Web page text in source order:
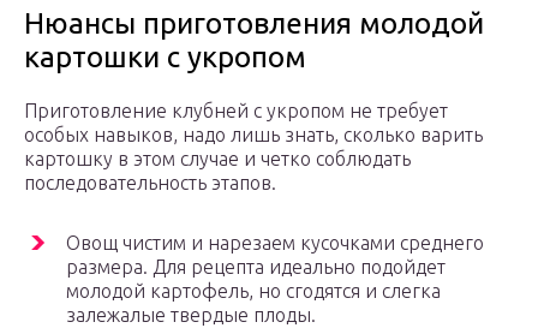
Нюансы приготовления молодой
картошки с укропом
Приготовление клубней с укропом не требует
особых навыков, надо лишь знать, сколько варить
картошку в этом случае и четко соблюдать
последовательность этапов.
Овощ чистим и нарезаем кусочками среднего
размера. Для рецепта идеально подойдет
молодой картофель, но сгодятся и слегка
залежалые твердые плоды.